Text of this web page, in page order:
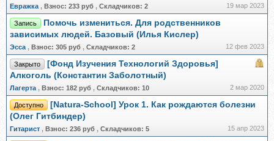
Евражкa , Взнос: 233 руб , Складчиков: 2 19 мар 2023
Запись
Помочь измениться. Для родственников
зависимых людей. Базовый (Илья Кислер)
Эсса , Взнос: 305 руб , Складчиков: 2 12 фев 2023
Закрыто
[Фонд Изучения Технологий Здоровья]
Алкоголь (Константин Заболотный)
Лагерта , Взнос: 182 руб , Складчиков: 10 2 мар 2020
Доступно
[Natura-School] Урок 1. Как рождаются болезни
(Олег Гитбиндер)
Гитарист , Взнос: 236 руб , Складчиков: 5 15 апр 2023